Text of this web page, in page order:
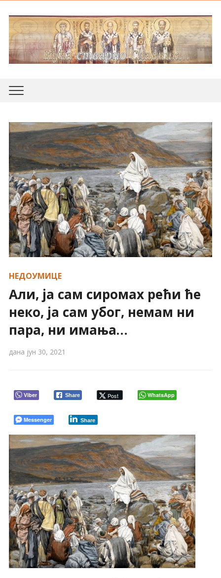
НЕДОУМИЦЕ
Али, ја сам сиромах рећи ће
неко, ја сам убог, немам ни
пара, ни имања…
дана јун 30, 2021
Viber Share Post WhatsApp
Messenger Share